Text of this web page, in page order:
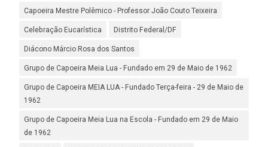
Capoeira Mestre Polêmico - Professor João Couto Teixeira
Celebração Eucarística Distrito Federal/DF
Diácono Márcio Rosa dos Santos
Grupo de Capoeira Meia Lua - Fundado em 29 de Maio de 1962
Grupo de Capoeira MEIA LUA - Fundado Terça-feira - 29 de Maio de
1962
Grupo de Capoeira Meia Lua na Escola - Fundado em 29 de Maio
de 1962